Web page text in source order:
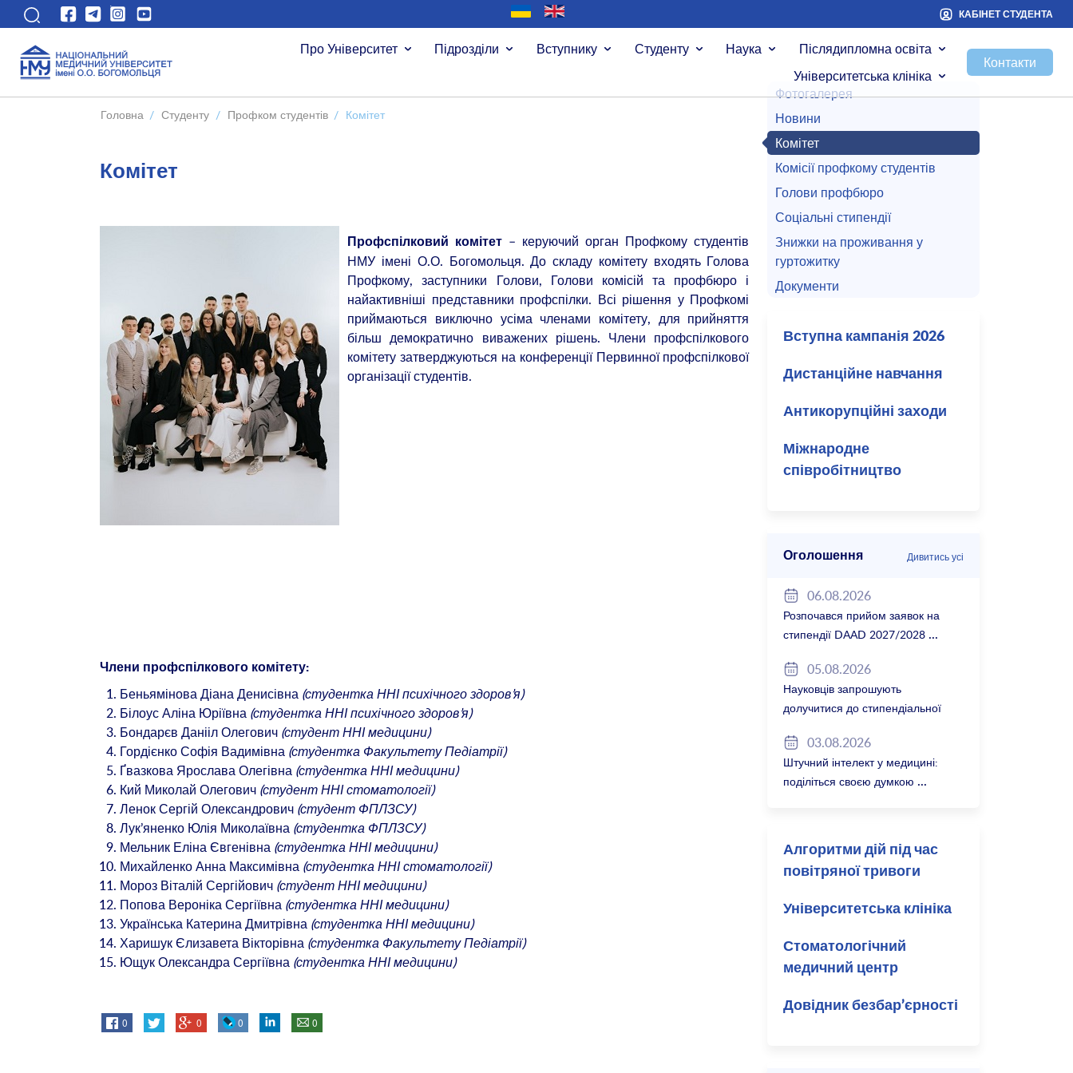
КАБІНЕТ СТУДЕНТА
Про Університет Підрозділи Вступнику Студенту Наука
Післядипломна освіта
Університетська клініка
Контакти
Головна / Студенту / Профком студентів / Комітет
Комітет
Профспілковий комітет – керуючий орган Профкому студентів
НМУ імені О.О. Богомольця. До складу комітету входять Голова
Профкому, заступники Голови, Голови комісій та профбюро і
найактивніші представники профспілки. Всі рішення у Профкомі
приймаються виключно усіма членами комітету, для прийняття
більш демократично виважених рішень. Члени профспілкового
комітету затверджуються на конференції Первинної профспілкової
організації студентів.
Члени профспілкового комітету:
Беньямінова Діана Денисівна (студентка ННІ психічного здоров’я)
Білоус Аліна Юріївна (студентка ННІ психічного здоров’я)
Бондарєв Данііл Олегович (студент ННІ медицини)
Гордієнко Софія Вадимівна (студентка Факультету Педіатрії)
Ґвазкова Ярослава Олегівна (студентка ННІ медицини)
Кий Миколай Олегович (студент ННІ стоматології)
Ленок Сергій Олександрович (студент ФПЛЗСУ)
Лук’яненко Юлія Миколаївна (студентка ФПЛЗСУ)
Мельник Еліна Євгенівна (студентка ННІ медицини)
Михайленко Анна Максимівна (студентка ННІ стоматології)
Мороз Віталій Сергійович (студент ННІ медицини)
Попова Вероніка Сергіївна (студентка ННІ медицини)
Українська Катерина Дмитрівна (студентка ННІ медицини)
Харишук Єлизавета Вікторівна (студентка Факультету Педіатрії)
Ющук Олександра Сергіївна (студентка ННІ медицини)
0 0 0 0
Фотогалерея
Новини
Комітет
Комісії профкому студентів
Голови профбюро
Соціальні стипендії
Знижки на проживання у
гуртожитку
Документи
Вступна кампанія 2026
Дистанційне навчання
Антикорупційні заходи
Міжнародне
співробітництво
Оголошення Дивитись усі
06.08.2026
Розпочався прийом заявок на
стипендії DAAD 2027/2028
05.08.2026
Науковців запрошують
долучитися до стипендіальної
Баварія 2027/28
03.08.2026
Штучний інтелект у медицині:
поділіться своєю думкою
Алгоритми дій під час
повітряної тривоги
Університетська клініка
Стоматологічний
медичний центр
Довідник безбар’єрності